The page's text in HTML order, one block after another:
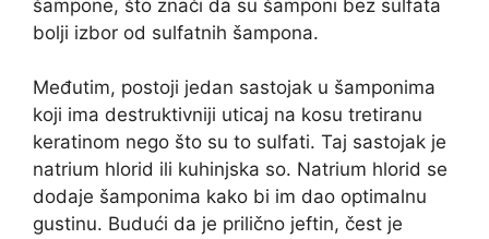
šampone, što znači da su šamponi bez sulfata
bolji izbor od sulfatnih šampona.
Međutim, postoji jedan sastojak u šamponima
koji ima destruktivniji uticaj na kosu tretiranu
keratinom nego što su to sulfati. Taj sastojak je
natrium hlorid ili kuhinjska so. Natrium hlorid se
dodaje šamponima kako bi im dao optimalnu
gustinu. Budući da je prilično jeftin, čest je